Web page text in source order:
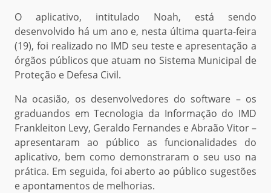
O aplicativo, intitulado Noah, está sendo
desenvolvido há um ano e, nesta última quarta-feira
(19), foi realizado no IMD seu teste e apresentação a
órgãos públicos que atuam no Sistema Municipal de
Proteção e Defesa Civil.
Na ocasião, os desenvolvedores do software – os
graduandos em Tecnologia da Informação do IMD
Frankleiton Levy, Geraldo Fernandes e Abraão Vitor –
apresentaram ao público as funcionalidades do
aplicativo, bem como demonstraram o seu uso na
prática. Em seguida, foi aberto ao público sugestões
e apontamentos de melhorias.